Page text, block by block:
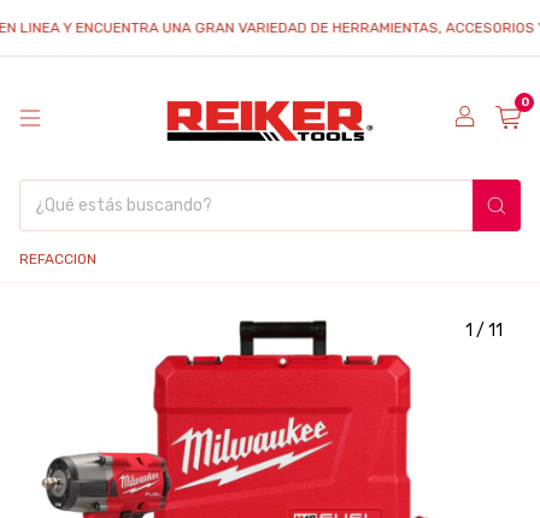
ENCUENTRA UNA GRAN VARIEDAD DE HERRAMIENTAS, ACCESORIOS Y
0
REFACCION
1 / 11